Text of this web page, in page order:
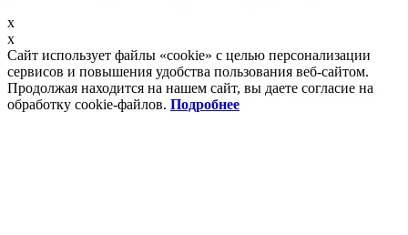
x
x
Сайт использует файлы «cookie» с целью персонализации
сервисов и повышения удобства пользования веб-сайтом.
Продолжая находится на нашем сайт, вы даете согласие на
обработку cookie-файлов. Подробнее